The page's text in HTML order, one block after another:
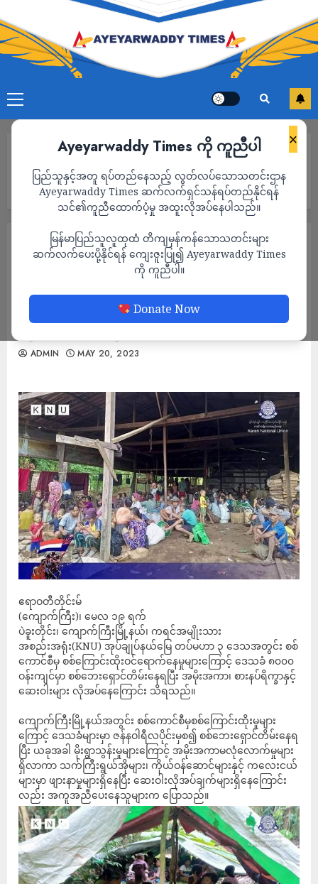
×
Ayeyarwaddy Times ကို ကူညီပါ
ပြည်သူနှင့်အတူ ရပ်တည်နေသည့် လွတ်လပ်သောသတင်းဌာန
Ayeyarwaddy Times ဆက်လက်ရှင်သန်ရပ်တည်နိုင်ရန်
သင်၏ကူညီထောက်ပံ့မှု အထူးလိုအပ်နေပါသည်။
မြန်မာပြည်သူလူထုထံ တိကျမှန်ကန်သောသတင်းများ
ဆက်လက်ပေးပို့နိုင်ရန် ကျေးဇူးပြု၍ Ayeyarwaddy Times
ကို ကူညီပါ။
Donate Now
များ အတွက် စားနပ်ရိက္ခာနှင့် ကျန်းမာရေး အတွက် လိုအပ်ချက်များရှိ
မိုးရွာသွန်းမှုများကြောင့် ကျောက်ကြီးမြို့နယ်
အတွင်းရှိ စစ်ဘေးရှောင်များ အတွက်
စားနပ်ရိက္ခာနှင့် ကျန်းမာရေး အတွက်
လိုအပ်ချက်များရှိနေ
ADMIN MAY 20, 2023
ဧရာဝတီတိုင်းမ်
(ကျောက်ကြီး)၊ မေလ ၁၉ ရက်
ပဲခူးတိုင်း၊ ကျောက်ကြီးမြို့နယ်၊ ကရင်အမျိုးသား
အစည်းအရုံး(KNU) အုပ်ချုပ်နယ်မြေ တပ်မဟာ ၃ ဒေသအတွင်း စစ်
ကောင်စီမှ စစ်ကြောင်းထိုးဝင်ရောက်နေမှုများကြောင့် ဒေသခံ ၈၀၀၀
ဝန်းကျင်မှာ စစ်ဘေးရှောင်တိမ်းနေရပြီး အမိုးအကာ၊ စားနပ်ရိက္ခာနှင့်
ဆေးဝါးများ လိုအပ်နေကြောင်း သိရသည်။
ကျောက်ကြီးမြို့နယ်အတွင်း စစ်ကောင်စီမှစစ်ကြောင်းထိုးမှုများ
ကြောင့် ဒေသခံများမှာ ဇန်နဝါရီလပိုင်းမှစ၍ စစ်ဘေးရှောင်တိမ်းနေရ
ပြီး ယခုအခါ မိုးရွာသွန်းမှုများကြောင့် အမိုးအကာမလုံလောက်မှုများ
ရှိလာကာ သက်ကြီးရွယ်အိုများ၊ ကိုယ်ဝန်ဆောင်များနှင့် ကလေးငယ်
များမှာ ဖျားနာမှုများရှိနေပြီး ဆေးဝါးလိုအပ်ချက်များရှိနေကြောင်း
လည်း အကူအညီပေးနေသူများက ပြောသည်။